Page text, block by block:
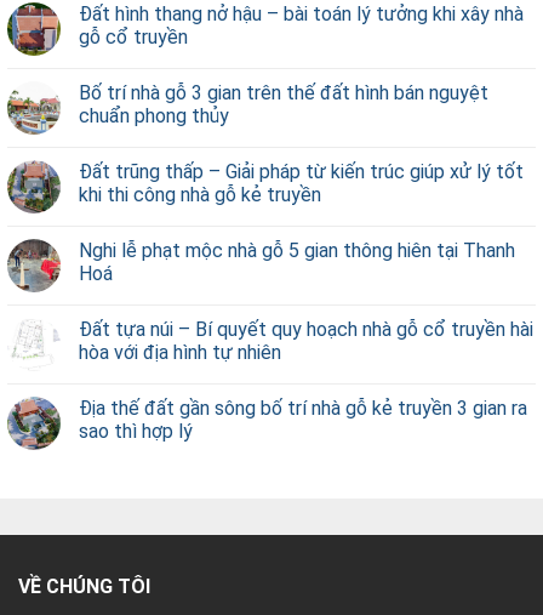
Đất hình thang nở hậu – bài toán lý tưởng khi xây nhà
gỗ cổ truyền
Bố trí nhà gỗ 3 gian trên thế đất hình bán nguyệt
chuẩn phong thủy
Đất trũng thấp – Giải pháp từ kiến trúc giúp xử lý tốt
khi thi công nhà gỗ kẻ truyền
Nghi lễ phạt mộc nhà gỗ 5 gian thông hiên tại Thanh
Hoá
Đất tựa núi – Bí quyết quy hoạch nhà gỗ cổ truyền hài
hòa với địa hình tự nhiên
Địa thế đất gần sông bố trí nhà gỗ kẻ truyền 3 gian ra
sao thì hợp lý
VỀ CHÚNG TÔI